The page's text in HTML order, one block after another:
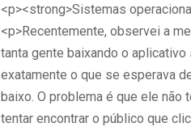
<p><strong>Sistemas
<p>Recentemente, observei a
tanta gente baixando o
exatamente o que se esperava
baixo. O problema é que ele não
tentar encontrar o público que